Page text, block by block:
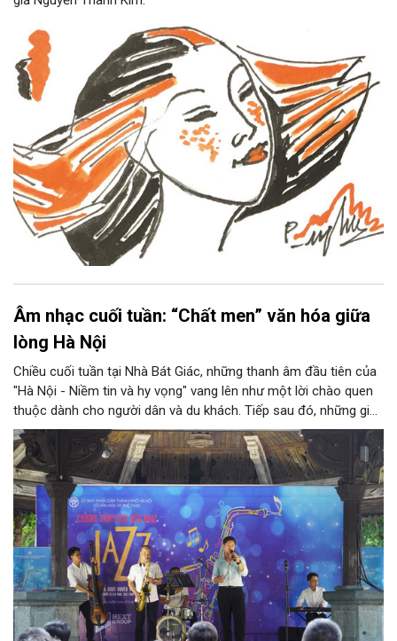
Âm nhạc cuối tuần: “Chất men” văn hóa giữa
lòng Hà Nội
Chiều cuối tuần tại Nhà Bát Giác, những thanh âm đầu tiên của
"Hà Nội - Niềm tin và hy vọng" vang lên như một lời chào quen
thuộc dành cho người dân và du khách. Tiếp sau đó, những giai
điệu jazz kinh điển của thế giới lần lượt cất lên qua phần biểu
diễn của NSƯT Quyền Văn Minh và các nghệ sĩ Bình Minh Jazz
Club, mở ra một không gian âm nhạc giàu cảm xúc ngay giữa
trung tâm Thủ đô.